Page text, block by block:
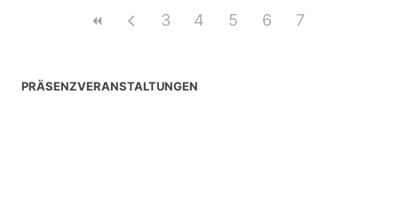
3 4 5 6 7
PRÄSENZVERANSTALTUNGEN